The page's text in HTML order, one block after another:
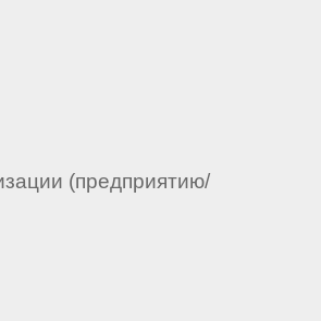
(предприятию/